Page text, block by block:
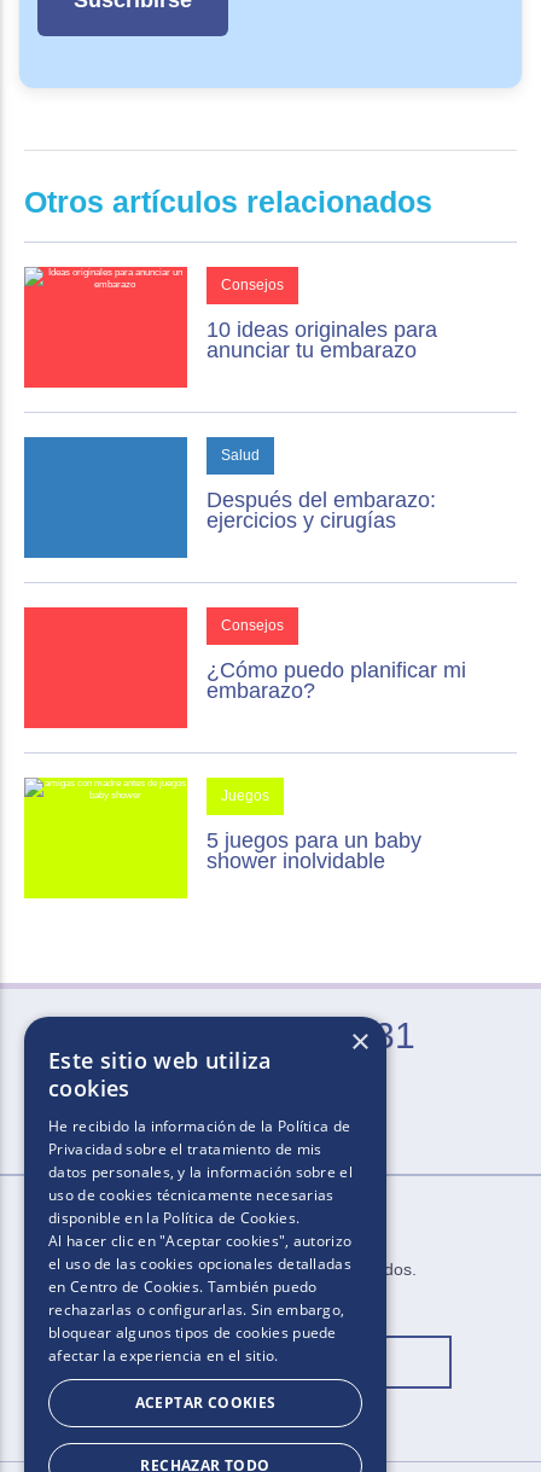
Otros artículos relacionados
Consejos
10 ideas originales para
anunciar tu embarazo
Salud
Después del embarazo:
ejercicios y cirugías
Consejos
¿Cómo puedo planificar mi
embarazo?
Juegos
5 juegos para un baby
shower inolvidable
0800-666-2031
Lun. a Vie. de 9 a 21 hs (excepto feriados)
2025​.​​ ​Todos los derechos reservados​.​
Cambiar ubicación
×
Este sitio web utiliza
cookies
He recibido la información de la Política de
Privacidadsobre el tratamiento de mis
datos personales, y la información sobre el
uso de cookies técnicamente necesarias
disponible en la Política de Cookies.
Al hacer clic en "Aceptar cookies", autorizo
el uso de las cookies opcionales detalladas
en Centro de Cookies. También puedo
rechazarlas o configurarlas. Sin embargo,
bloquear algunos tipos de cookies puede
afectar la experiencia en el sitio.
ACEPTAR COOKIES
RECHAZAR TODO